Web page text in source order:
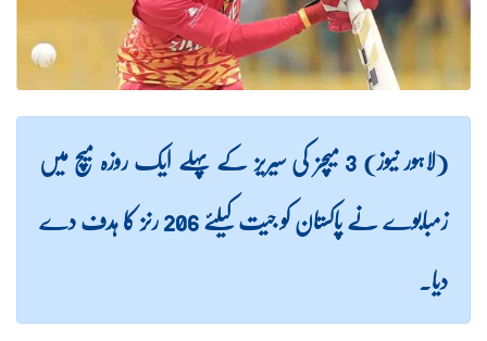
(لاہور نیوز) 3 میچز کی سیریز کے پہلے ایک روزہ میچ میں
زمبابوے نے پاکستان کو جیت کیلئے 206 رنز کا ہدف دے
دیا۔